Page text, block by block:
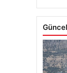
Güncel